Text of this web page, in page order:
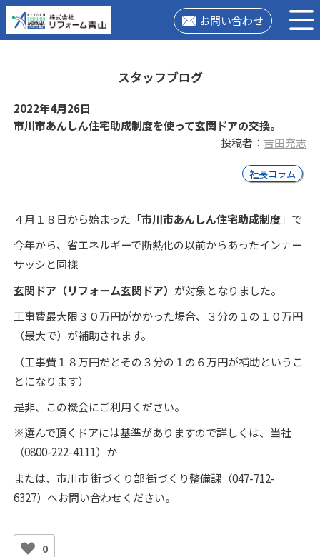
お問い合わせ
スタッフブログ
2022年4月26日
市川市あんしん住宅助成制度を使って玄関ドアの交換。
投稿者： 吉田充志
社長コラム
４月１８日から始まった「市川市あんしん住宅助成制度」で
今年から、省エネルギーで断熱化の以前からあったインナー
サッシと同様
玄関ドア（リフォーム玄関ドア） が対象となりました。
工事費最大限３０万円がかかった場合、３分の１の１０万円
（最大で）が補助されます。
（工事費１８万円だとその３分の１の６万円が補助というこ
とになります）
是非、この機会にご利用ください。
※選んで頂くドアには基準がありますので詳しくは、当社
（0800-222-4111）か
または、市川市 街づくり部 街づくり整備課（047-712-
6327）へお問い合わせください。
0